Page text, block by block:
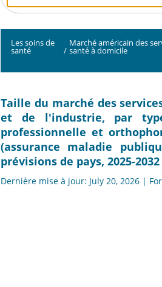
Les soins de
santé /
Marché américain des
santé à domicile
Taille du marché des
et de l'industrie, par
professionnelle et
(assurance maladie
prévisions de pays, 2025-2032
Dernière mise à jour: July 20, 2026 |